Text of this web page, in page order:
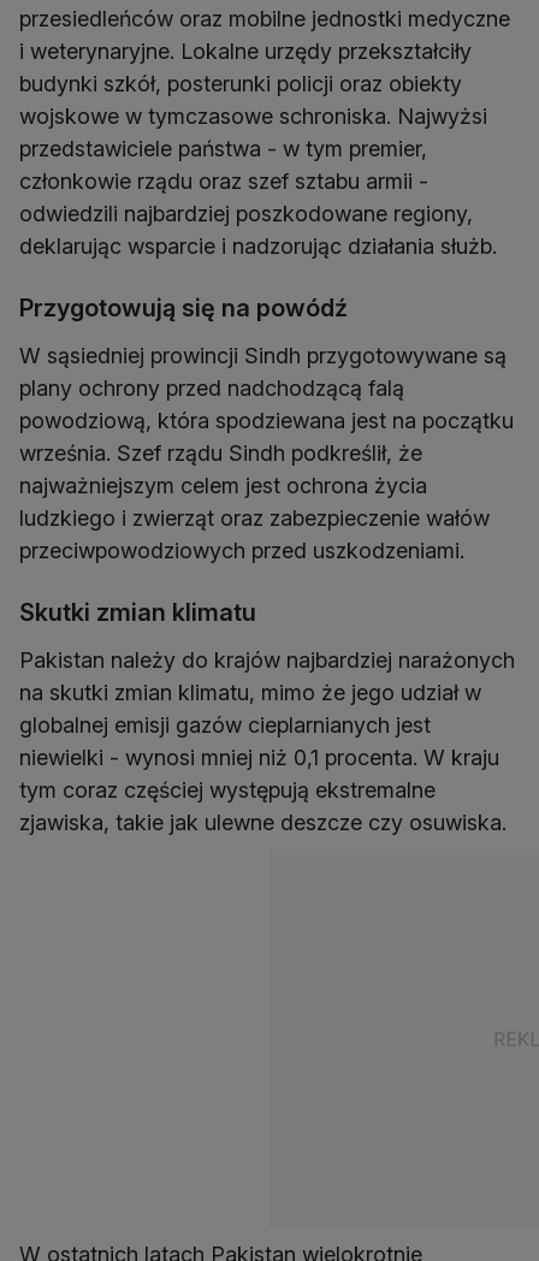
przesiedleńców oraz mobilne jednostki medyczne
i weterynaryjne. Lokalne urzędy przekształciły
budynki szkół, posterunki policji oraz obiekty
wojskowe w tymczasowe schroniska. Najwyżsi
przedstawiciele państwa - w tym premier,
członkowie rządu oraz szef sztabu armii -
odwiedzili najbardziej poszkodowane regiony,
deklarując wsparcie i nadzorując działania służb.
Przygotowują się na powódź
W sąsiedniej prowincji Sindh przygotowywane są
plany ochrony przed nadchodzącą falą
powodziową, która spodziewana jest na początku
września. Szef rządu Sindh podkreślił, że
najważniejszym celem jest ochrona życia
ludzkiego i zwierząt oraz zabezpieczenie wałów
przeciwpowodziowych przed uszkodzeniami.
Skutki zmian klimatu
Pakistan należy do krajów najbardziej narażonych
na skutki zmian klimatu, mimo że jego udział w
globalnej emisji gazów cieplarnianych jest
niewielki - wynosi mniej niż 0,1 procenta. W kraju
tym coraz częściej występują ekstremalne
zjawiska, takie jak ulewne deszcze czy osuwiska.
W ostatnich latach Pakistan wielokrotnie